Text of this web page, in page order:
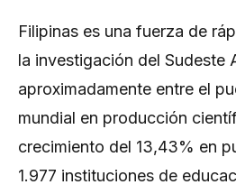
Filipinas es una fuerza de
la investigación del Sudeste
aproximadamente entre el
mundial en producción
crecimiento del 13,43% en
1.977 instituciones de